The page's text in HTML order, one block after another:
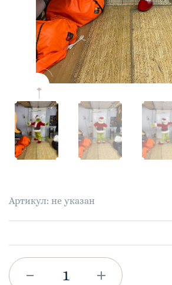
Артикул: не указан